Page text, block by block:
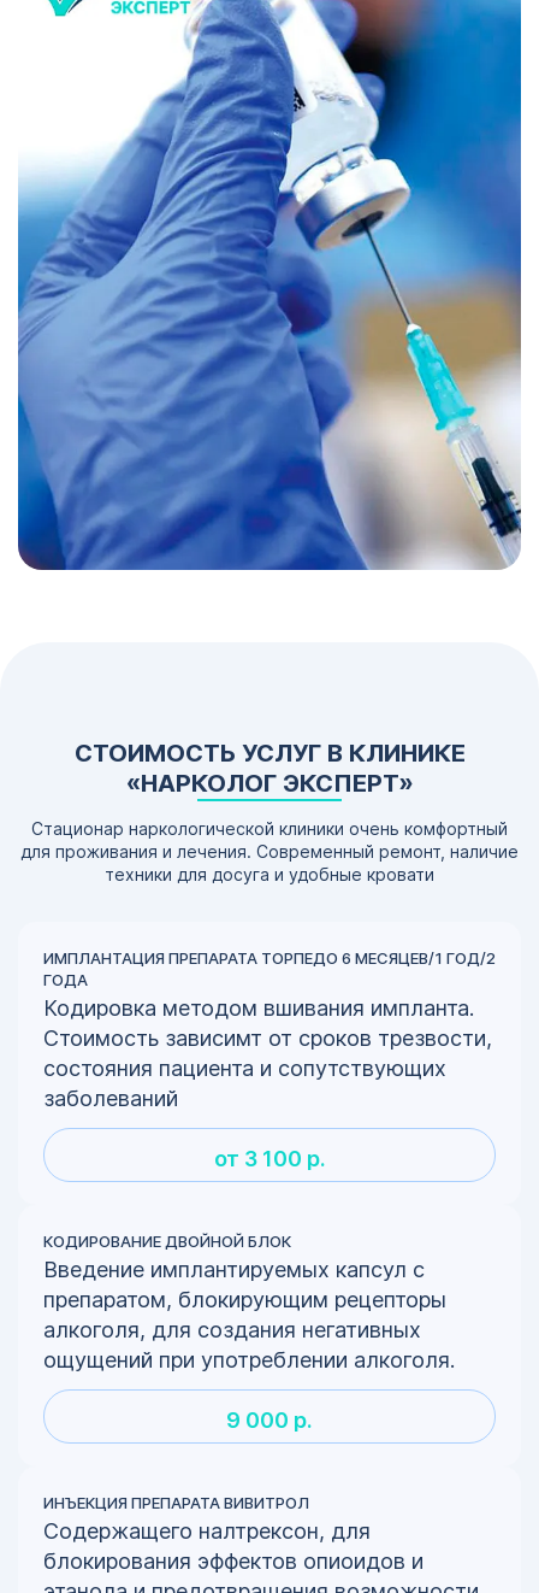
СТОИМОСТЬ УСЛУГ В КЛИНИКЕ
«НАРКОЛОГ ЭКСПЕРТ»
Стационар наркологической клиники очень комфортный
для проживания и лечения. Современный ремонт, наличие
техники для досуга и удобные кровати
ИМПЛАНТАЦИЯ ПРЕПАРАТА ТОРПЕДО 6 МЕСЯЦЕВ/1 ГОД/2
ГОДА
Кодировка методом вшивания импланта.
Стоимость зависимт от сроков трезвости,
состояния пациента и сопутствующих
заболеваний
от 3 100 р.
КОДИРОВАНИЕ ДВОЙНОЙ БЛОК
Введение имплантируемых капсул с
препаратом, блокирующим рецепторы
алкоголя, для создания негативных
ощущений при употреблении алкоголя.
9 000 р.
ИНЪЕКЦИЯ ПРЕПАРАТА ВИВИТРОЛ
Содержащего налтрексон, для
блокирования эффектов опиоидов и